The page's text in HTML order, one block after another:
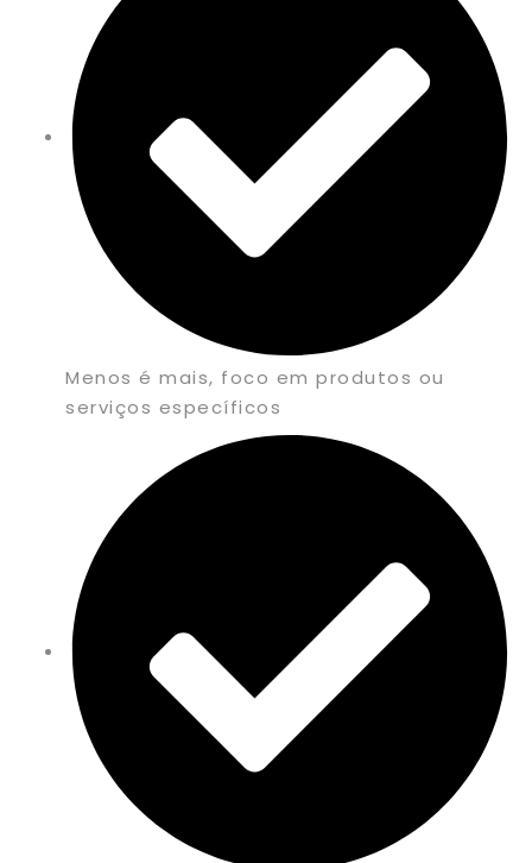
Menos é mais, foco em produtos ou
serviços específicos